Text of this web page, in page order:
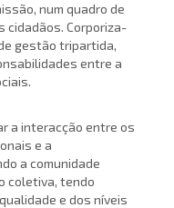
num quadro de
cidadãos. Corporiza-
gestão tripartida,
entre a
a interacção entre os
e a
a comunidade
coletiva, tendo
e dos níveis